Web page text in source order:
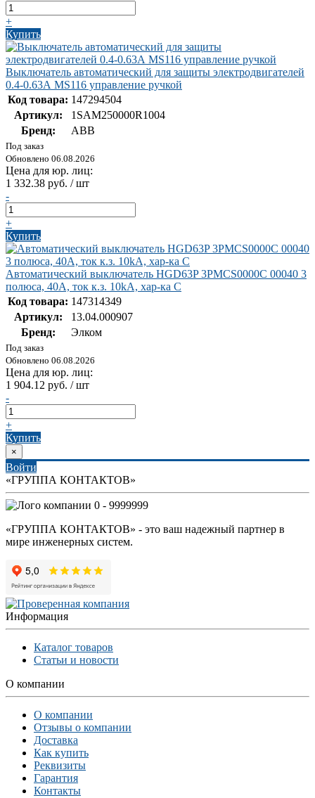
+
Купить
Выключатель автоматический для защиты электродвигателей
0.4-0.63А MS116 управление ручкой
Код товара: 147294504
Артикул:
1SAM250000R1004
Бренд:
ABB
Под заказ
Обновлено 06.08.2026
Цена для юр. лиц:
1 332.38 руб. / шт
-
+
Купить
Автоматический выключатель HGD63P 3PMCS0000C 00040 3
полюса, 40А, ток к.з. 10kA, хар-ка C
Код товара: 147314349
Артикул:
13.04.000907
Бренд:
Элком
Под заказ
Обновлено 06.08.2026
Цена для юр. лиц:
1 904.12 руб. / шт
-
+
Купить
×
Войти
«ГРУППА КОНТАКТОВ»
0 - 9999999
«ГРУППА КОНТАКТОВ» - это ваш надежный партнер в
мире инженерных систем.
Информация
Каталог товаров
Статьи и новости
О компании
О компании
Отзывы о компании
Доставка
Как купить
Реквизиты
Гарантия
Контакты